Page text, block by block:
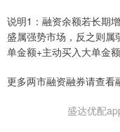
说明1：融资余额若长期
盛属强势市场，反之则属
单金额+主动买入大单金
更多两市融资融券请查看
盛达优配